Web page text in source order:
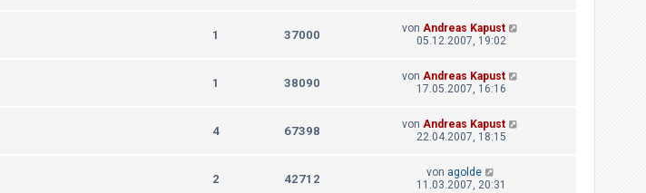
1 37000 vonAndreas Kapust
05.12.2007, 19:02
1 38090 vonAndreas Kapust
17.05.2007, 16:16
4 67398 vonAndreas Kapust
22.04.2007, 18:15
2 42712 von agolde
11.03.2007, 20:31